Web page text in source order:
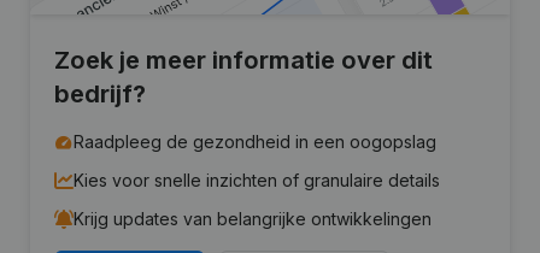
Zoek je meer informatie over dit
bedrijf?
Raadpleeg de gezondheid in een oogopslag
Kies voor snelle inzichten of granulaire details
Krijg updates van belangrijke ontwikkelingen